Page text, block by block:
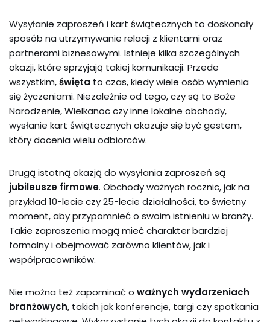
Wysyłanie zaproszeń i kart świątecznych to doskonały
sposób na utrzymywanie relacji z klientami oraz
partnerami biznesowymi. Istnieje kilka szczególnych
okazji, które sprzyjają takiej komunikacji. Przede
wszystkim,święta to czas, kiedy wiele osób wymienia
się życzeniami. Niezależnie od tego, czy są to Boże
Narodzenie, Wielkanoc czy inne lokalne obchody,
wysłanie kart świątecznych okazuje się być gestem,
który docenia wielu odbiorców.
Drugą istotną okazją do wysyłania zaproszeń są
jubileusze firmowe. Obchody ważnych rocznic, jak na
przykład 10-lecie czy 25-lecie działalności, to świetny
moment, aby przypomnieć o swoim istnieniu w branży.
Takie zaproszenia mogą mieć charakter bardziej
formalny i obejmować zarówno klientów, jak i
współpracowników.
Nie można też zapominać o ważnych wydarzeniach
branżowych, takich jak konferencje, targi czy spotkania